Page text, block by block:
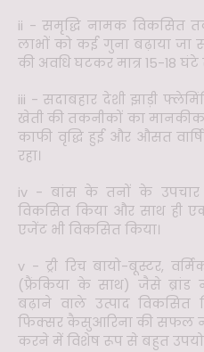
ii - समृद्धि नामक विकसित
लाभों को कई गुना बढ़ाया
की अवधि घटकर मात्र 15-18 घंटे
iii - सदाबहार देशी झाड़ी
खेती की तकनीकों का
काफी वृद्धि हुई और औसत
रहा।
iv - बांस के तनों के
विकसित किया और साथ ही
एजेंट भी विकसित किया।
v - ट्री रिच बायो-बूस्टर,
(फ्रैंकिया के साथ) जैसे
बढ़ाने वाले उत्पाद विकसित
फिक्सर कैसुआरिना की सफल
करने में विशेष रूप से बहुत